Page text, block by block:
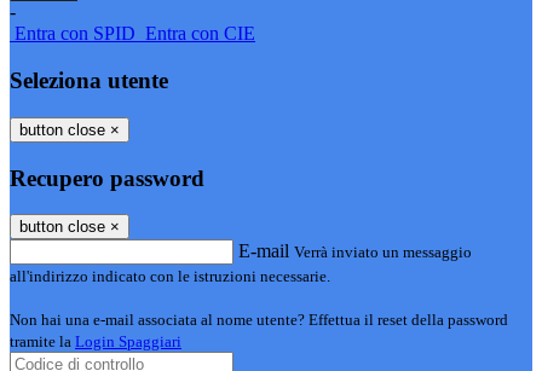
-
Entra con SPID Entra con CIE
Seleziona utente
button close ×
Recupero password
button close ×
E-mail Verrà inviato un messaggio
all'indirizzo indicato con le istruzioni necessarie.
Non hai una e-mail associata al nome utente? Effettua il reset della password
tramite la Login Spaggiari